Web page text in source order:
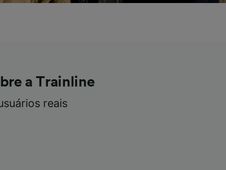
a Trainline
reais